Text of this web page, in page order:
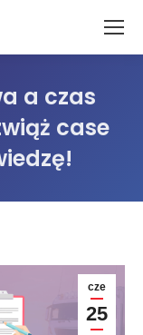
a czas
case
cze
25